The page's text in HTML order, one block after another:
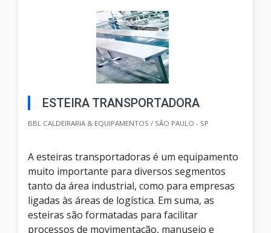
ESTEIRA TRANSPORTADORA
BBL CALDEIRARIA & EQUIPAMENTOS / SÃO PAULO - SP
A esteiras transportadoras é um equipamento
muito importante para diversos segmentos
tanto da área industrial, como para empresas
ligadas às áreas de logística. Em suma, as
esteiras são formatadas para facilitar
processos de movimentação, manuseio e